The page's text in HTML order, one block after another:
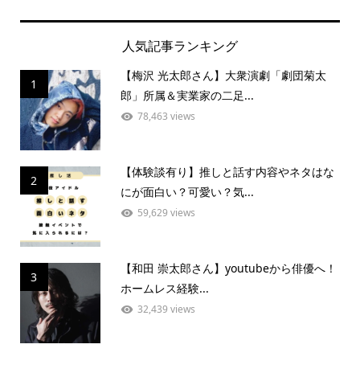
人気記事ランキング
1
【梅沢 光太郎さん】大衆演劇「劇団菊太
郎」所属＆実業家の二足...
78,463 views
2
【体験談有り】推しと話す内容やネタはな
にが面白い？可愛い？気...
59,629 views
3
【和田 崇太郎さん】youtubeから俳優へ！
ホームレス経験...
32,439 views